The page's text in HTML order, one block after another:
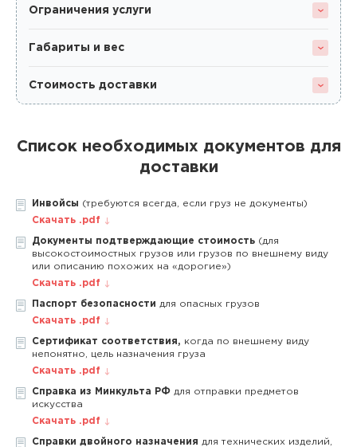
Ограничения услуги
Габариты и вес
Стоимость доставки
Список необходимых документов для
доставки
Инвойсы (требуются всегда, если груз не документы)
Скачать .pdf
Документы подтверждающие стоимость (для
высокостоимостных грузов или грузов по внешнему виду
или описанию похожих на «дорогие»)
Скачать .pdf
Паспорт безопасности для опасных грузов
Скачать .pdf
Сертификат соответствия, когда по внешнему виду
непонятно, цель назначения груза
Скачать .pdf
Справка из Минкульта РФ для отправки предметов
искусства
Скачать .pdf
Справки двойного назначения для технических изделий,